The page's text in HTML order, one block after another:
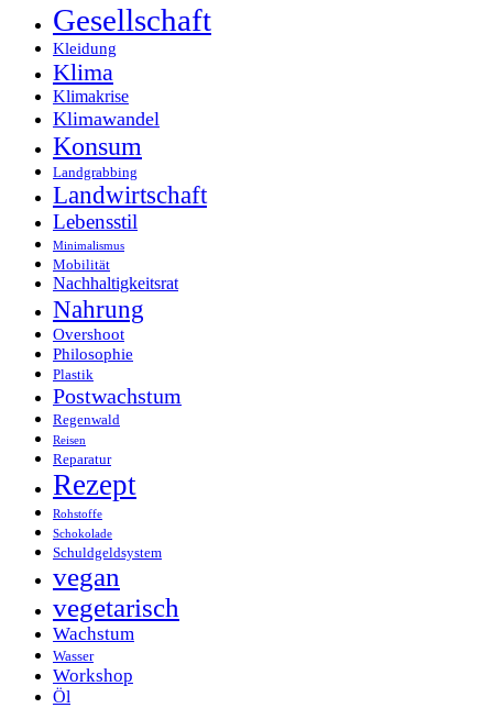
Gesellschaft
Kleidung
Klima
Klimakrise
Klimawandel
Konsum
Landgrabbing
Landwirtschaft
Lebensstil
Minimalismus
Mobilität
Nachhaltigkeitsrat
Nahrung
Overshoot
Philosophie
Plastik
Postwachstum
Regenwald
Reisen
Reparatur
Rezept
Rohstoffe
Schokolade
Schuldgeldsystem
vegan
vegetarisch
Wachstum
Wasser
Workshop
Öl